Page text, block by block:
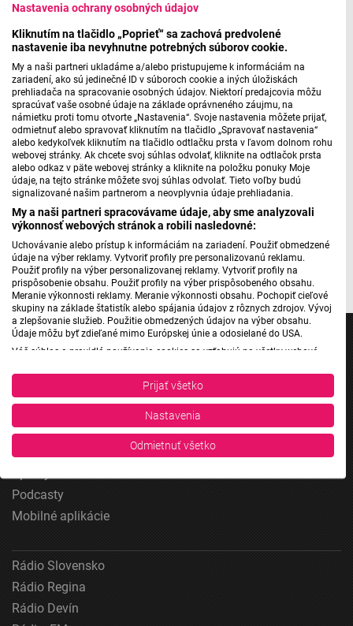
Nastavenia ochrany osobných údajov
Kliknutím na tlačidlo „Poprieť“ sa zachová predvolené
nastavenie iba nevyhnutne potrebných súborov cookie.
My a naši partneri ukladáme a/alebo pristupujeme k informáciám na
zariadení, ako sú jedinečné ID v súboroch cookie a iných úložiskách
prehliadača na spracovanie osobných údajov. Niektorí predajcovia môžu
spracúvať vaše osobné údaje na základe oprávneného záujmu, na
námietku proti tomu otvorte „Nastavenia“. Svoje nastavenia môžete prijať,
odmietnuť alebo spravovať kliknutím na tlačidlo „Spravovať nastavenia“
alebo kedykoľvek kliknutím na tlačidlo odtlačku prsta v ľavom dolnom rohu
webovej stránky. Ak chcete svoj súhlas odvolať, kliknite na odtlačok prsta
alebo odkaz v päte webovej stránky a kliknite na položku ponuky Moje
údaje, na tejto stránke môžete svoj súhlas odvolať. Tieto voľby budú
signalizované našim partnerom a neovplyvnia údaje prehliadania.
My a naši partneri spracovávame údaje, aby sme analyzovali
výkonnosť webových stránok a robili nasledovné:
Uchovávanie alebo prístup k informáciám na zariadení. Použiť obmedzené
údaje na výber reklamy. Vytvoriť profily pre personalizovanú reklamu.
Použiť profily na výber personalizovanej reklamy. Vytvoriť profily na
prispôsobenie obsahu. Použiť profily na výber prispôsobeného obsahu.
Meranie výkonnosti reklamy. Meranie výkonnosti obsahu. Pochopiť cieľové
skupiny na základe štatistík alebo spájania údajov z rôznych zdrojov. Vývoj
a zlepšovanie služieb. Použitie obmedzených údajov na výber obsahu.
Údaje môžu byť zdieľané mimo Európskej únie a odosielané do USA.
Váš súhlas a pravidlá používania cookies sa vzťahujú na všetky webové
Stred, Rádio Regina Západ, Rádio Patria, Rádio Devín, RTVS, Hudobné
pozdravy, Rádio Slovensko, RSI Francais, RSI English, RSI Slovensky, Rádio
Junior, RSI, Rádio Regina Východ, Rádio_FM, RSI Espanol, NEV.
Zobraziť zoznam partnerov (1 predajcovia IAB)
Vaše údaje používame na nasledujúce účely:
Uchovávanie alebo prístup k informáciám na
zariadení
Vytvoriť profily pre personalizovanú reklamu
Použiť profily na výber personalizovanej
reklamy
Prijať všetko
Nastavenia
Odmietnuť všetko
nové centrum hlavného mesta. O tomto zaujímavom
podujatí s architektkou a jednou z iniciátoriek projektu
Zuzanou Zacharovou, kurátorkou výstavy Okolo Apolky
Evou Bellákovoua organizátorkou z Design FactoryIvicou
Horákovouhovorila moderátorkaZuzana Golianová:
L 30. 8. 2019-Okolo Apolky
Máte problém s prehrávaním?Nahláste nám chybu v prehrávači.
Foto/Zdroj: z oficiálneho vizuálu podujatia/Rádio DEVÍN
Dvojka
24
Šport
Podcasty
Mobilné aplikácie
Rádio Slovensko
Rádio Regina
Rádio Devín